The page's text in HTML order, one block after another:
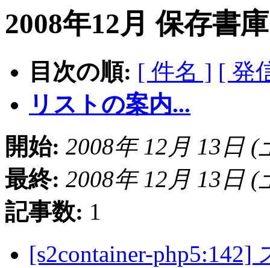
2008年12月 保存書
目次の順: [ 件名 ] [ 発
リストの案内...
開始: 2008年 12月 13日 (
最終: 2008年 12月 13日 (
記事数: 1
[s2container-